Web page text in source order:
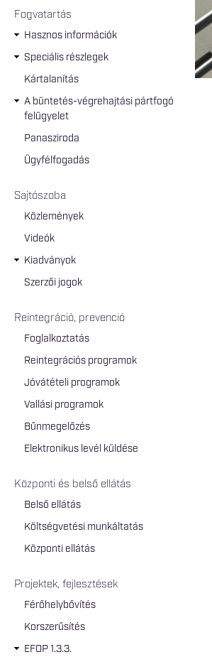
Fogvatartás
Hasznos információk
Speciális részlegek
Kártalanítás
A büntetés-végrehajtási pártfogó
felügyelet
Panasziroda
Ügyfélfogadás
Sajtószoba
Közlemények
Videók
Kiadványok
Szerzői jogok
Reintegráció, prevenció
Foglalkoztatás
Reintegrációs programok
Jóvátételi programok
Vallási programok
Bűnmegelőzés
Elektronikus levél küldése
Központi és belső ellátás
Belső ellátás
Költségvetési munkáltatás
Központi ellátás
Projektek, fejlesztések
Férőhelybővítés
Korszerűsítés
EFOP 1.3.3.